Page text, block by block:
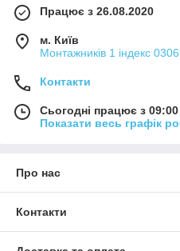
Працює з 26.08.2020
м. Київ
Монтажників 1 індекс
Контакти
Сьогодні працює з
Показати весь графік
Про нас
Контакти